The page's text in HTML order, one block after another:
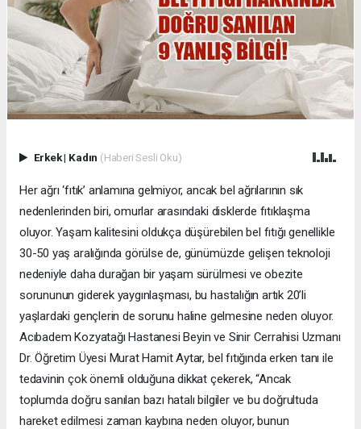
Erkek| Kadın (Haberi Sesli Oku)
Her ağrı ‘fıtık’ anlamına gelmiyor, ancak bel ağrılarının sık
nedenlerinden biri, omurlar arasındaki disklerde fıtıklaşma
oluyor. Yaşam kalitesini oldukça düşürebilen bel fıtığı genellikle
30-50 yaş aralığında görülse de, günümüzde gelişen teknoloji
nedeniyle daha durağan bir yaşam sürülmesi ve obezite
sorununun giderek yaygınlaşması, bu hastalığın artık 20’li
yaşlardaki gençlerin de sorunu haline gelmesine neden oluyor.
Acıbadem Kozyatağı Hastanesi Beyin ve Sinir Cerrahisi Uzmanı
Dr. Öğretim Üyesi Murat Hamit Aytar, bel fıtığında erken tanı ile
tedavinin çok önemli olduğuna dikkat çekerek, “Ancak
toplumda doğru sanılan bazı hatalı bilgiler ve bu doğrultuda
hareket edilmesi zaman kaybına neden oluyor, bunun